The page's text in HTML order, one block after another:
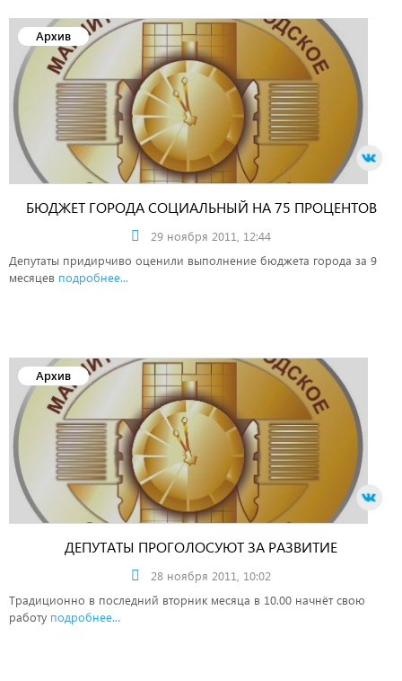
Архив
БЮДЖЕТ ГОРОДА СОЦИАЛЬНЫЙ НА 75 ПРОЦЕНТОВ
29 ноября 2011, 12:44
Депутаты придирчиво оценили выполнение бюджета города за 9
месяцев подробнее...
Архив
ДЕПУТАТЫ ПРОГОЛОСУЮТ ЗА РАЗВИТИЕ
28 ноября 2011, 10:02
Традиционно в последний вторник месяца в 10.00 начнёт свою
работу подробнее...